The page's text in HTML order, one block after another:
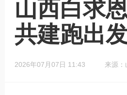
山西白求
共建跑出
2026年07月07日 11:43 来源：